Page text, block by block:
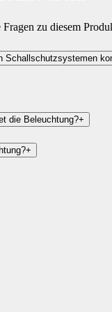
zu diesem
Schallschutzsystemen
die Beleuchtung?+
+